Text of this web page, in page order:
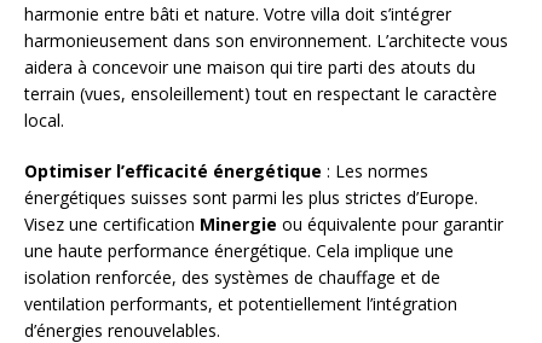
harmonie entre bâti et nature. Votre villa doit s’intégrer
harmonieusement dans son environnement. L’architecte vous
aidera à concevoir une maison qui tire parti des atouts du
terrain (vues, ensoleillement) tout en respectant le caractère
local.
Optimiser l’efficacité énergétique : Les normes
énergétiques suisses sont parmi les plus strictes d’Europe.
Visez une certification Minergie ou équivalente pour garantir
une haute performance énergétique. Cela implique une
isolation renforcée, des systèmes de chauffage et de
ventilation performants, et potentiellement l’intégration
d’énergies renouvelables.